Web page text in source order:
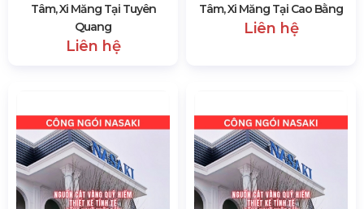
Tâm, Xi Măng Tại Tuyên
Quang
Liên hệ
Tâm, Xi Măng Tại Cao Bằng
Liên hệ